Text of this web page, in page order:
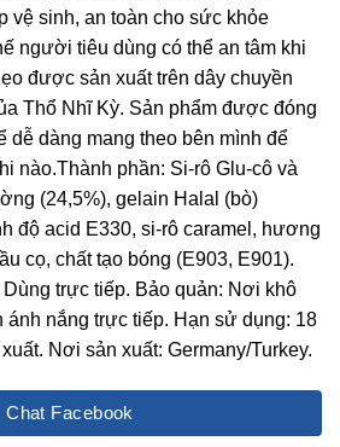
vệ sinh, an toàn cho sức khỏe
người tiêu dùng có thể an tâm khi
được sản xuất trên dây chuyền
Thổ Nhĩ Kỳ. Sản phẩm được đóng
dễ dàng mang theo bên mình để
nào.Thành phần: Si-rô Glu-cô và
(24,5%), gelain Halal (bò)
độ acid E330, si-rô caramel, hương
cọ, chất tạo bóng (E903, E901).
trực tiếp. Bảo quản: Nơi khô
ánh nắng trực tiếp. Hạn sử dụng: 18
Nơi sản xuất: Germany/Turkey.
Chat Facebook